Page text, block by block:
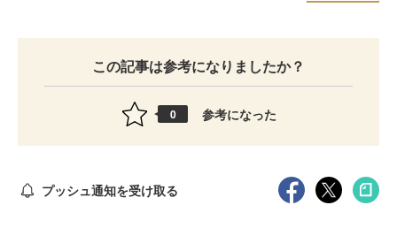
この記事は参考になりましたか？
0 参考になった
プッシュ通知を受け取る